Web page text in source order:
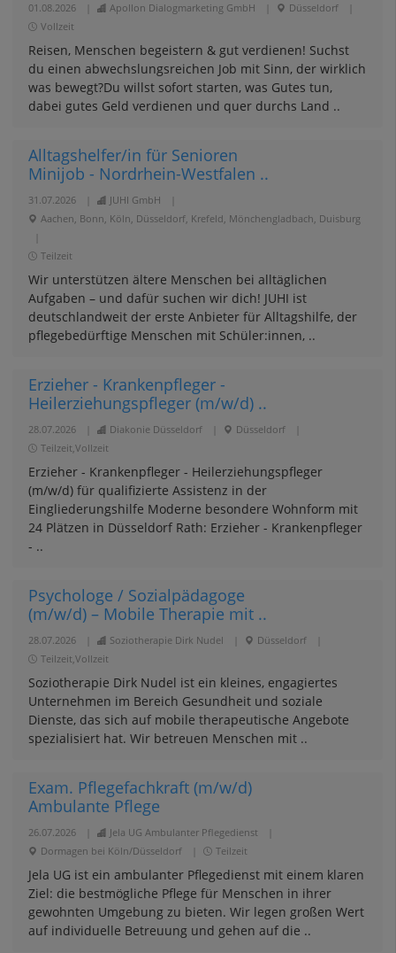
01.08.2026 Apollon Dialogmarketing GmbH Düsseldorf
Vollzeit
Reisen, Menschen begeistern & gut verdienen! Suchst
du einen abwechslungsreichen Job mit Sinn, der wirklich
was bewegt?Du willst sofort starten, was Gutes tun,
dabei gutes Geld verdienen und quer durchs Land ..
Alltagshelfer/in für Senioren
Minijob - Nordrhein-Westfalen ..
31.07.2026 JUHI GmbH
Aachen, Bonn, Köln, Düsseldorf, Krefeld, Mönchengladbach, Duisburg
Teilzeit
Wir unterstützen ältere Menschen bei alltäglichen
Aufgaben – und dafür suchen wir dich! JUHI ist
deutschlandweit der erste Anbieter für Alltagshilfe, der
pflegebedürftige Menschen mit Schüler:innen, ..
Erzieher - Krankenpfleger -
Heilerziehungspfleger (m/w/d) ..
28.07.2026 Diakonie Düsseldorf Düsseldorf
Teilzeit,Vollzeit
Erzieher - Krankenpfleger - Heilerziehungspfleger
(m/w/d) für qualifizierte Assistenz in der
Eingliederungshilfe Moderne besondere Wohnform mit
24 Plätzen in Düsseldorf Rath: Erzieher - Krankenpfleger
- ..
Psychologe / Sozialpädagoge
(m/w/d) – Mobile Therapie mit ..
28.07.2026 Soziotherapie Dirk Nudel Düsseldorf
Teilzeit,Vollzeit
Soziotherapie Dirk Nudel ist ein kleines, engagiertes
Unternehmen im Bereich Gesundheit und soziale
Dienste, das sich auf mobile therapeutische Angebote
spezialisiert hat. Wir betreuen Menschen mit ..
Exam. Pflegefachkraft (m/w/d)
Ambulante Pflege
26.07.2026 Jela UG Ambulanter Pflegedienst
Dormagen bei Köln/Düsseldorf
Teilzeit
Jela UG ist ein ambulanter Pflegedienst mit einem klaren
Ziel: die bestmögliche Pflege für Menschen in ihrer
gewohnten Umgebung zu bieten. Wir legen großen Wert
auf individuelle Betreuung und gehen auf die ..